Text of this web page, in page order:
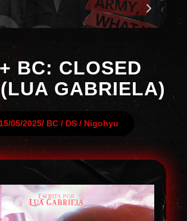
BC: CLOSED
GABRIELA)
05/2025/ BC/ DS/ Nigohyu